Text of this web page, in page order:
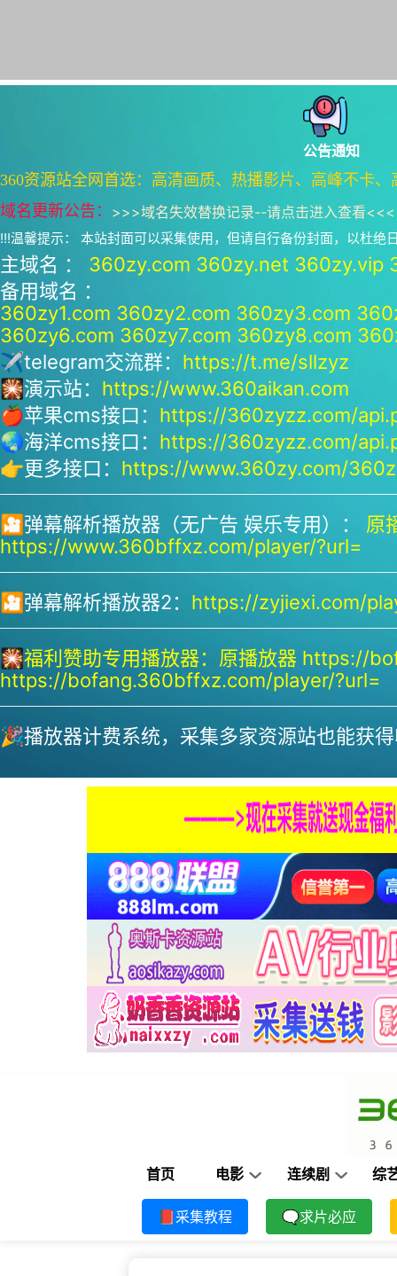
公告通知
360资源站全网首选：高清画质、热播影片、高峰不卡
域名更新公告： >>>域名失效替换记录--请点击进入查看<<<
!!!温馨提示： 本站封面可以采集使用，但请自行备份封面，以杜绝
主域名 ： 360zy.com 360zy.net 360zy.vip
备用域名 ：
360zy1.com 360zy2.com 360zy3.com
360zy6.com 360zy7.com 360zy8.com
✈telegram交流群： https://t.me/sllzyz
🎇演示站： https://www.360aikan.com
🍎苹果cms接口： https://360zyzz.com/
🌏海洋cms接口： https://360zyzz.com/
👉更多接口： https://www.360zy.com/
🎦弹幕解析播放器（无广告 娱乐专用）： 原
https://www.360bffxz.com/player/?url=
🎦弹幕解析播放器2： https://zyjiexi.com/
🎇福利赞助专用播放器： 原播放器 https://
https://bofang.360bffxz.com/player/?url=
🎉播放器计费系统，采集多家资源站也能获
首页 电影 连续剧 综
📕采集教程 🗨求片必应